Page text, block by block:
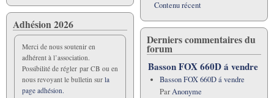
Adhésion 2026
Merci de nous soutenir en
adhérent à l’association.
Possibilité de régler par CB ou en
nous revoyant le bulletin sur la
page adhésion.
Contenu récent
Derniers commentaires du
forum
Basson FOX 660D á vendre
Basson FOX 660D á vendre
ParAnonyme